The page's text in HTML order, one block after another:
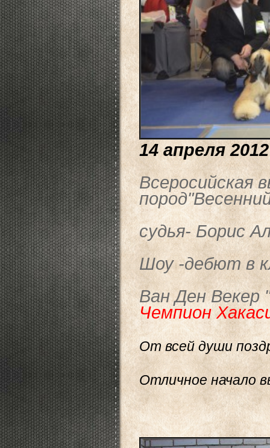
14 апреля
Всеросийская
судья- Борис
Шоу -дебют в
Ван Ден Векер
Чемпион
От всей души
Отличное начало